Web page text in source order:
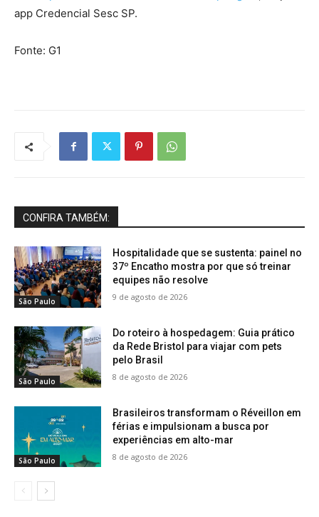
app Credencial Sesc SP.
Fonte: G1
CONFIRA TAMBÉM:
São Paulo
Hospitalidade que se sustenta: painel no
37º Encatho mostra por que só treinar
equipes não resolve
9 de agosto de 2026
São Paulo
Do roteiro à hospedagem: Guia prático
da Rede Bristol para viajar com pets
pelo Brasil
8 de agosto de 2026
São Paulo
Brasileiros transformam o Réveillon em
férias e impulsionam a busca por
experiências em alto-mar
8 de agosto de 2026